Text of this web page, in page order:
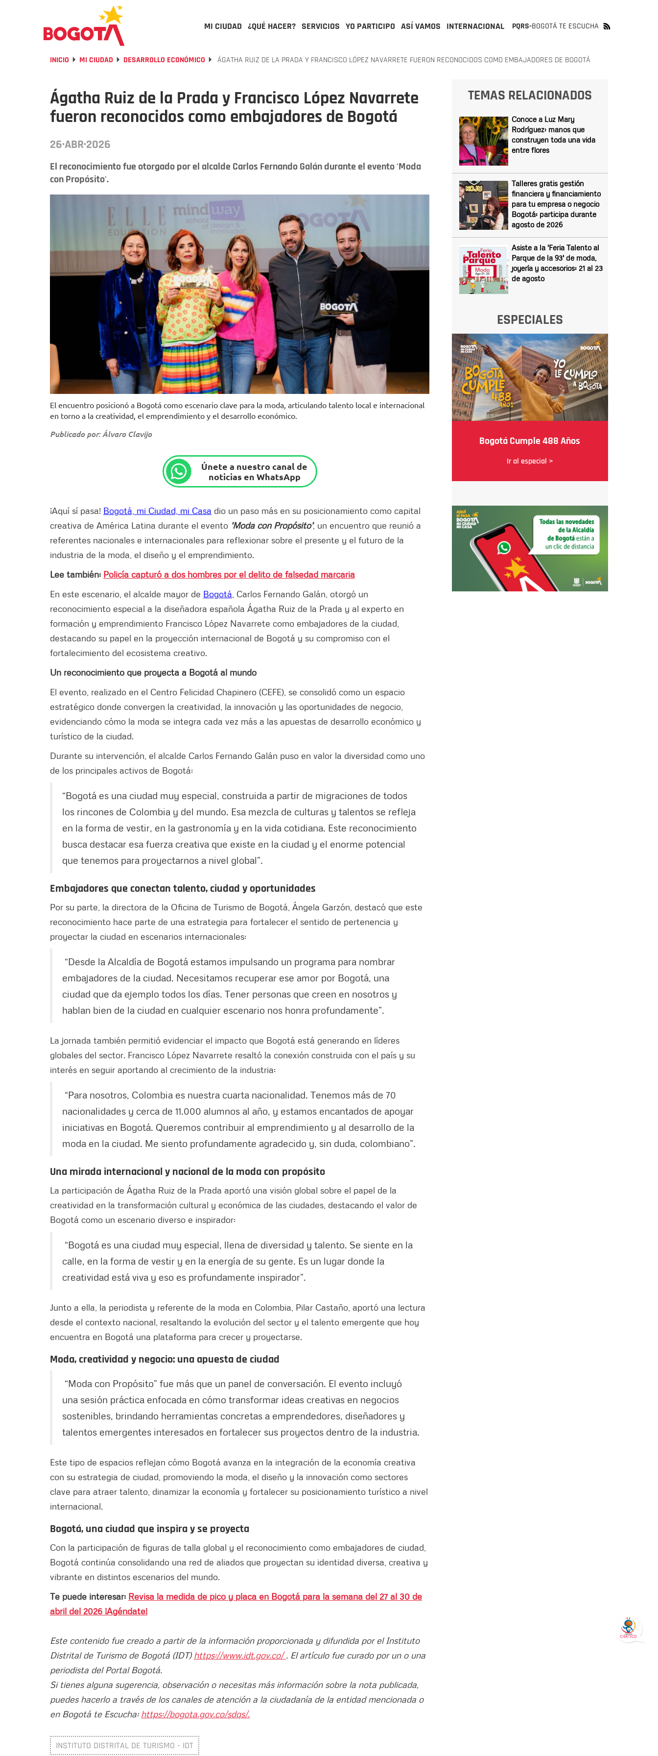
MI CIUDAD ¿QUÉ HACER? SERVICIOS YO PARTICIPO ASÍ VAMOS INTERNACIONAL PQRS-BOGOTÁ TE ESCUCHA
INICIO MI CIUDAD DESARROLLO ECONÓMICO ÁGATHA RUIZ DE LA PRADA Y FRANCISCO LÓPEZ NAVARRETE FUERON RECONOCIDOS COMO EMBAJADORES DE BOGOTÁ
Ágatha Ruiz de la Prada y Francisco López Navarrete
fueron reconocidos como embajadores de Bogotá
26·ABR·2026
El reconocimiento fue otorgado por el alcalde Carlos Fernando Galán durante el evento 'Moda
con Propósito'.
Foto: IDT
El encuentro posicionó a Bogotá como escenario clave para la moda, articulando talento local e internacional
en torno a la creatividad, el emprendimiento y el desarrollo económico.
Publicado por: Álvaro Clavijo
Únete a nuestro canal de
noticias en WhatsApp
¡Aquí sí pasa! Bogotá, mi Ciudad, mi Casa dio un paso más en su posicionamiento como capital
creativa de América Latina durante el evento 'Moda con Propósito', un encuentro que reunió a
referentes nacionales e internacionales para reflexionar sobre el presente y el futuro de la
industria de la moda, el diseño y el emprendimiento.
Lee también: Policía capturó a dos hombres por el delito de falsedad marcaria
En este escenario, el alcalde mayor de Bogotá , Carlos Fernando Galán, otorgó un
reconocimiento especial a la diseñadora española Ágatha Ruiz de la Prada y al experto en
formación y emprendimiento Francisco López Navarrete como embajadores de la ciudad,
destacando su papel en la proyección internacional de Bogotá y su compromiso con el
fortalecimiento del ecosistema creativo.
Un reconocimiento que proyecta a Bogotá al mundo
El evento, realizado en el Centro Felicidad Chapinero (CEFE), se consolidó como un espacio
estratégico donde convergen la creatividad, la innovación y las oportunidades de negocio,
evidenciando cómo la moda se integra cada vez más a las apuestas de desarrollo económico y
turístico de la ciudad.
Durante su intervención, el alcalde Carlos Fernando Galán puso en valor la diversidad como uno
de los principales activos de Bogotá:
“Bogotá es una ciudad muy especial, construida a partir de migraciones de todos
los rincones de Colombia y del mundo. Esa mezcla de culturas y talentos se refleja
en la forma de vestir, en la gastronomía y en la vida cotidiana. Este reconocimiento
busca destacar esa fuerza creativa que existe en la ciudad y el enorme potencial
que tenemos para proyectarnos a nivel global”.
Embajadores que conectan talento, ciudad y oportunidades
Por su parte, la directora de la Oficina de Turismo de Bogotá, Ángela Garzón, destacó que este
reconocimiento hace parte de una estrategia para fortalecer el sentido de pertenencia y
proyectar la ciudad en escenarios internacionales:
“Desde la Alcaldía de Bogotá estamos impulsando un programa para nombrar
embajadores de la ciudad. Necesitamos recuperar ese amor por Bogotá, una
ciudad que da ejemplo todos los días. Tener personas que creen en nosotros y
hablan bien de la ciudad en cualquier escenario nos honra profundamente”.
La jornada también permitió evidenciar el impacto que Bogotá está generando en líderes
globales del sector. Francisco López Navarrete resaltó la conexión construida con el país y su
interés en seguir aportando al crecimiento de la industria:
“Para nosotros, Colombia es nuestra cuarta nacionalidad. Tenemos más de 70
nacionalidades y cerca de 11.000 alumnos al año, y estamos encantados de apoyar
iniciativas en Bogotá. Queremos contribuir al emprendimiento y al desarrollo de la
moda en la ciudad. Me siento profundamente agradecido y, sin duda, colombiano”.
Una mirada internacional y nacional de la moda con propósito
La participación de Ágatha Ruiz de la Prada aportó una visión global sobre el papel de la
creatividad en la transformación cultural y económica de las ciudades, destacando el valor de
Bogotá como un escenario diverso e inspirador:
“Bogotá es una ciudad muy especial, llena de diversidad y talento. Se siente en la
calle, en la forma de vestir y en la energía de su gente. Es un lugar donde la
creatividad está viva y eso es profundamente inspirador”.
Junto a ella, la periodista y referente de la moda en Colombia, Pilar Castaño, aportó una lectura
desde el contexto nacional, resaltando la evolución del sector y el talento emergente que hoy
encuentra en Bogotá una plataforma para crecer y proyectarse.
Moda, creatividad y negocio: una apuesta de ciudad
“Moda con Propósito” fue más que un panel de conversación. El evento incluyó
una sesión práctica enfocada en cómo transformar ideas creativas en negocios
sostenibles, brindando herramientas concretas a emprendedores, diseñadores y
talentos emergentes interesados en fortalecer sus proyectos dentro de la industria.
Este tipo de espacios reflejan cómo Bogotá avanza en la integración de la economía creativa
con su estrategia de ciudad, promoviendo la moda, el diseño y la innovación como sectores
clave para atraer talento, dinamizar la economía y fortalecer su posicionamiento turístico a nivel
internacional.
Bogotá, una ciudad que inspira y se proyecta
Con la participación de figuras de talla global y el reconocimiento como embajadores de ciudad,
Bogotá continúa consolidando una red de aliados que proyectan su identidad diversa, creativa y
vibrante en distintos escenarios del mundo.
Te puede interesar: Revisa la medida de pico y placa en Bogotá para la semana del 27 al 30 de
abril del 2026 ¡Agéndate!
Este contenido fue creado a partir de la información proporcionada y difundida por el Instituto
Distrital de Turismo de Bogotá (IDT) https://www.idt.gov.co/. El artículo fue curado por un o una
periodista del Portal Bogotá.
Si tienes alguna sugerencia, observación o necesitas más información sobre la nota publicada,
puedes hacerlo a través de los canales de atención a la ciudadanía de la entidad mencionada o
en Bogotá te Escucha: https://bogota.gov.co/sdqs/.
INSTITUTO DISTRITAL DE TURISMO - IDT
TEMAS RELACIONADOS
Conoce a Luz Mary
Rodríguez: manos que
construyen toda una vida
entre flores
Talleres gratis gestión
financiera y financiamiento
para tu empresa o negocio
Bogotá: participa durante
agosto de 2026
Asiste a la 'Feria Talento al
Parque de la 93' de moda,
joyería y accesorios: 21 al 23
de agosto
ESPECIALES
Bogotá Cumple 488 Años
Ir al especial >